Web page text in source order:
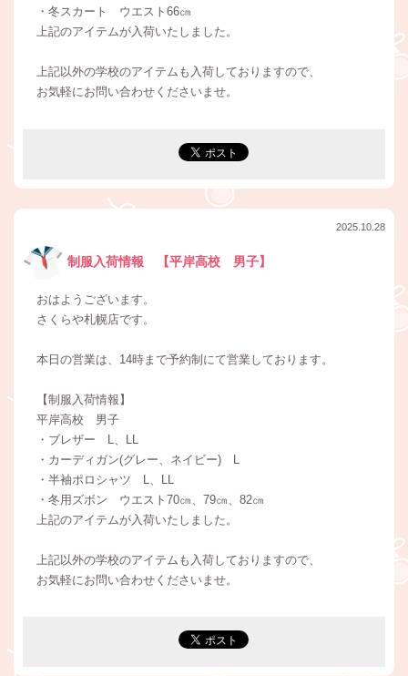
・冬スカート ウエスト66㎝
上記のアイテムが入荷いたしました。
上記以外の学校のアイテムも入荷しておりますので、
お気軽にお問い合わせくださいませ。
2025.10.28
制服入荷情報 【平岸高校 男子】
おはようございます。
さくらや札幌店です。
本日の営業は、14時まで予約制にて営業しております。
【制服入荷情報】
平岸高校 男子
・ブレザー L、LL
・カーディガン(グレー、ネイビー) L
・半袖ポロシャツ L、LL
・冬用ズボン ウエスト70㎝、79㎝、82㎝
上記のアイテムが入荷いたしました。
上記以外の学校のアイテムも入荷しておりますので、
お気軽にお問い合わせくださいませ。